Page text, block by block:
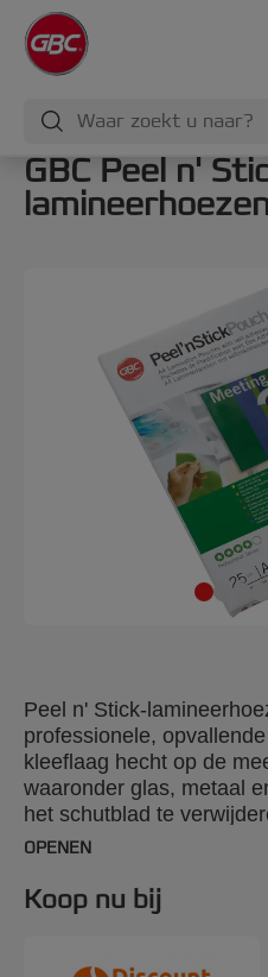
GBC Peel n'
Peel n' Stick-
professionele,
kleeflaag hecht op de
waaronder glas, metaal
het schutblad te
op de gewenste
verpakking: 25.
OPENEN
Koop nu bij